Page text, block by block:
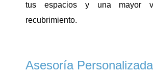
tus espacios y una mayor
recubrimiento.
Asesoría Personalizada